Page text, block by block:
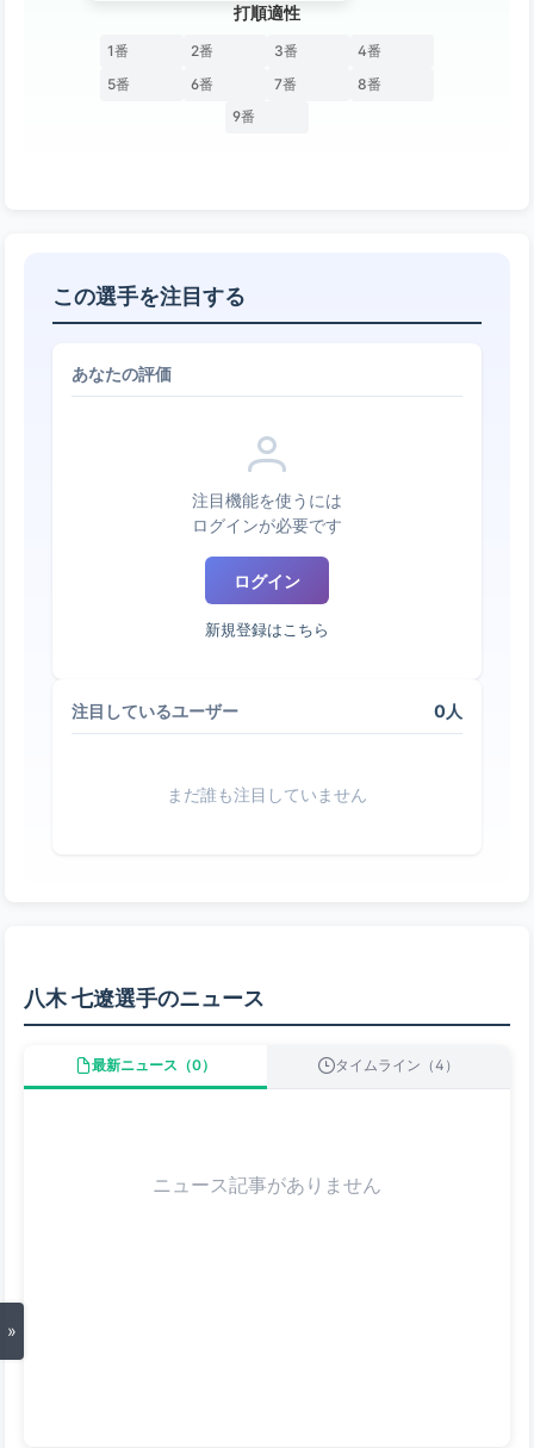
»
打順適性
1番 2番 3番
4番
5番
6番 7番
8番
9番
この選手を注目する
あなたの評価
注目機能を使うには
ログインが必要です
ログイン
新規登録はこちら
注目しているユーザー 0人
まだ誰も注目していません
八木 七遼選手のニュース
最新ニュース（0） タイムライン（4）
ニュース記事がありません